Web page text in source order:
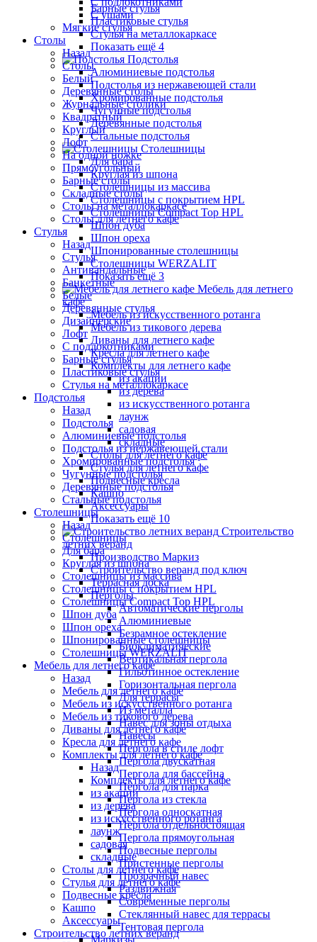
Барные стулья
Пластиковые стулья
Стулья на металлокаркасе
Показать ещё 4
Подстолья
Алюминиевые подстолья
Подстолья из нержавеющей стали
Хромированные подстолья
Чугунные подстолья
Деревянные подстолья
Стальные подстолья
Столешницы
Для бара
Круглая из шпона
Столешницы из массива
Столешницы с покрытием HPL
Столешницы Сompact Top HPL
Шпон дуба
Шпон ореха
Шпонированные столешницы
Столешницы WERZALIT
Показать ещё 3
Мебель для летнего
кафе
Мебель из искусственного ротанга
Мебель из тикового дерева
Диваны для летнего кафе
Кресла для летнего кафе
Комплекты для летнего кафе
из акации
из дерева
из искусственного ротанга
лаунж
садовая
складные
Столы для летнего кафе
Стулья для летнего кафе
Подвесные кресла
Кашпо
Аксессуары
Показать ещё 10
Строительство
летних веранд
Производство Маркиз
Строительство веранд под ключ
Террасная доска
Перголы
Автоматические перголы
Алюминиевые
Безрамное остекление
Биоклиматические
Вертикальная пергола
Гильотинное остекление
Горизонтальная пергола
Для террасы
Из металла
Навес для зоны отдыха
Навесы
Пергола в стиле лофт
Пергола двускатная
Пергола для бассейна
Пергола для парка
Пергола из стекла
Пергола односкатная
Пергола отдельностоящая
Пергола прямоугольная
Подвесные перголы
Пристенные перголы
Прозрачный навес
Раздвижная
Современные перголы
Стеклянный навес для террасы
Тентовая пергола
Маркизы
С ушами
Мягкие стулья
Столы
Назад
Столы
Белый
Деревянные столы
Журнальные столики
Квадратный
Круглый
Лофт
На одной ножке
Прямоугольный
Барные столы
Складные столы
Столы на металлокаркасе
Столы для летнего кафе
Стулья
Назад
Стулья
Антивандальные
Банкетные
Белые
Деревянные стулья
Дизайнерские
Лофт
С подлокотниками
Барные стулья
Пластиковые стулья
Стулья на металлокаркасе
Подстолья
Назад
Подстолья
Алюминиевые подстолья
Подстолья из нержавеющей стали
Хромированные подстолья
Чугунные подстолья
Деревянные подстолья
Стальные подстолья
Столешницы
Назад
Столешницы
Для бара
Круглая из шпона
Столешницы из массива
Столешницы с покрытием HPL
Столешницы Сompact Top HPL
Шпон дуба
Шпон ореха
Шпонированные столешницы
Столешницы WERZALIT
Мебель для летнего кафе
Назад
Мебель для летнего кафе
Мебель из искусственного ротанга
Мебель из тикового дерева
Диваны для летнего кафе
Кресла для летнего кафе
Комплекты для летнего кафе
Назад
Комплекты для летнего кафе
из акации
из дерева
из искусственного ротанга
лаунж
садовая
складные
Столы для летнего кафе
Стулья для летнего кафе
Подвесные кресла
Кашпо
Аксессуары
Строительство летних веранд